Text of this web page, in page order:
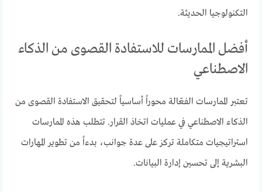
التكنولوجيا الحديثة.
أفضل الممارسات للاستفادة القصوى من الذكاء
الاصطناعي
تعتبر الممارسات الفعّالة محوراً أساسياً لتحقيق الاستفادة القصوى من
الذكاء الاصطناعي في عمليات اتخاذ القرار. تتطلب هذه الممارسات
استراتيجيات متكاملة تركز على عدة جوانب، بدءاً من تطوير المهارات
البشرية إلى تحسين إدارة البيانات.